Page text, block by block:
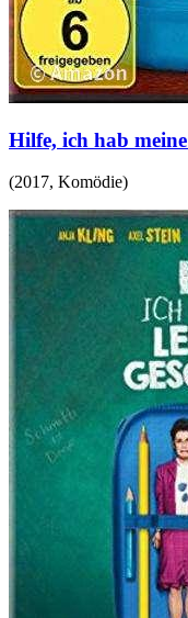
Hilfe, ich hab
(2017, Komödie)